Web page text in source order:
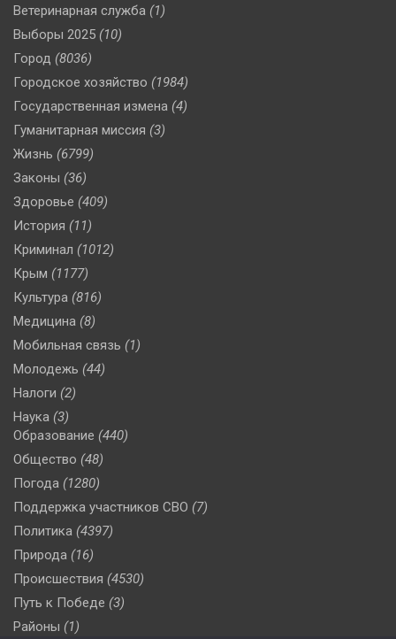
Ветеринарная служба (1)
Выборы 2025 (10)
Город (8036)
Городское хозяйство (1984)
Государственная измена (4)
Гуманитарная миссия (3)
Жизнь (6799)
Законы (36)
Здоровье (409)
История (11)
Криминал (1012)
Крым (1177)
Культура (816)
Медицина (8)
Мобильная связь (1)
Молодежь (44)
Налоги (2)
Наука (3)
Образование (440)
Общество (48)
Погода (1280)
Поддержка участников СВО (7)
Политика (4397)
Природа (16)
Происшествия (4530)
Путь к Победе (3)
Районы (1)